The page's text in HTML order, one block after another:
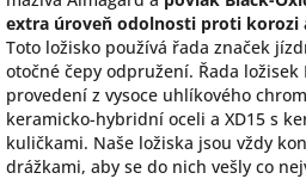
extra úroveň odolnosti proti korozi
Toto ložisko používá řada značek
otočné čepy odpružení. Řada
provedení z vysoce uhlíkového
keramicko-hybridní oceli a XD15 s
kuličkami. Naše ložiska jsou vždy
drážkami, aby se do nich vešly co